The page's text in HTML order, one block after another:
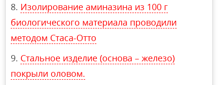
Изолирование аминазина из 100 г
биологического материала проводили
методом Стаса-Отто
Стальное изделие (основа – железо)
покрыли оловом.